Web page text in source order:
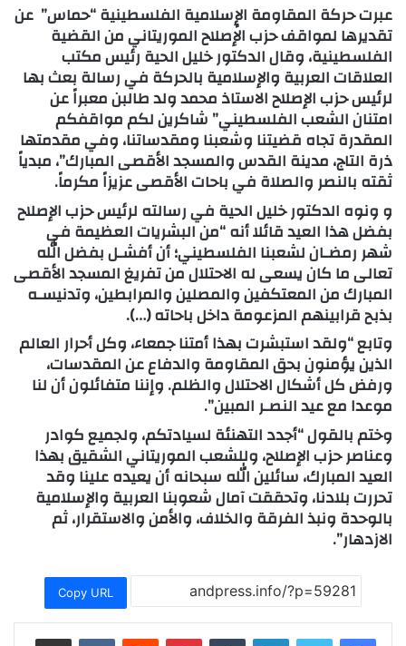
عبرت حركة المقاومة الإٍسلامية الفلسطينية “حماس” عن
تقديرها لمواقف حزب الإصلاح الموريتاني من القضية
الفلسطينية، وقال الدكتور خليل الحية رئيس مكتب
العلاقات العربية والإسلامية بالحركة في رسالة بعث بها
لرئيس حزب الإصلاح الاستاذ محمد ولد طالبن معبراً عن
امتنان الشعب الفلسطيني” شاكرين لكم مواقفكم
المقدرة تجاه قضيتنا وشعبنا ومقدساتنا، وفي مقدمتها
ذرة التاج، مدينة القدس والمسجد الأقصى المبارك”، مبدياً
ثقته بالنصر والصلاة في باحات الأقصى عزيزاً مكرماً.
و ونوه الدكتور خليل الحية في رسالته لرئيس حزب الإصلاح
بفضل هذا العيد قائلا أنه “من البشريات العظيمة في
شهر رمضـان لشعبنا الفلسطيني؛ أن أفشـل بفضل الله
تعالى ما كان يسعى له الاحتلال من تفريغ المسجد الأقصى
المبارك من المعتكفين والمصلين والمرابطين، وتدنيسـه
بذبح قرابينهم المزعومة داخل باحاته (…).
وتابع “ولقد استبشرت بهذا أمتنا جمعاء، وكل أحرار العالم
الذين يؤمنون بحق المقاومة والدفاع عن المقدسات،
ورفض كل أشكال الاحتلال والظلم. وإننا متفائلون أن لنا
موعدا مع عيد النصـر المبين”.
وختم بالقول “أجدد التهنئة لسيادتكم، ولجميع كوادر
وعناصر حزب الإصلاح، وللشعب الموريتاني الشقيق بهذا
العيد المبارك، سائلين الله سبحانه أن يعيده علينا وقد
تحررت بلادنا، وتحققت آمال شعوبنا العربية والإسلامية
بالوحدة ونبذ الفرقة والخلاف، والأمن والاستقرار، ثم
الازدهار”.
Copy URL
لينكدإن بينتيريست مشاركة عبر البريد